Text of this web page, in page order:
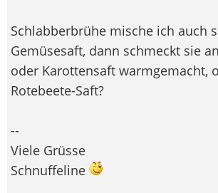
Schlabberbrühe mische ich auch
Gemüsesaft, dann schmeckt sie
oder Karottensaft warmgemacht,
Rotebeete-Saft?
--
Viele Grüsse
Schnuffeline